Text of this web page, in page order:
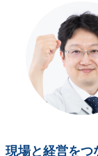
現場と経営をつ